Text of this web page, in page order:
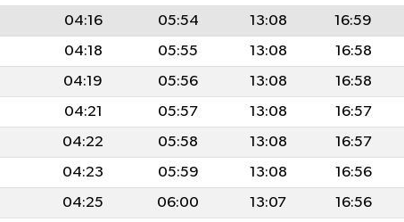
04:16 05:54 13:08 16:59
04:18 05:55 13:08 16:58
04:19 05:56 13:08 16:58
04:21 05:57 13:08 16:57
04:22 05:58 13:08 16:57
04:23 05:59 13:08 16:56
04:25 06:00 13:07 16:56